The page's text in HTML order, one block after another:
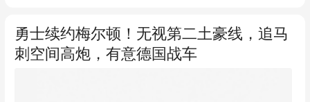
勇士续约梅尔顿！无视第二土豪线，追马
刺空间高炮，有意德国战车